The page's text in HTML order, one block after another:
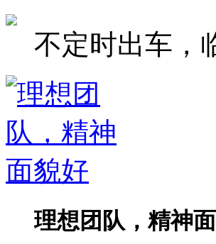
不定时出车，
理想团队，精神